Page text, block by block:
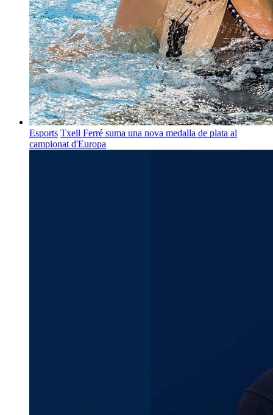
Esports Txell Ferré suma una nova medalla de plata al
campionat d'Europa